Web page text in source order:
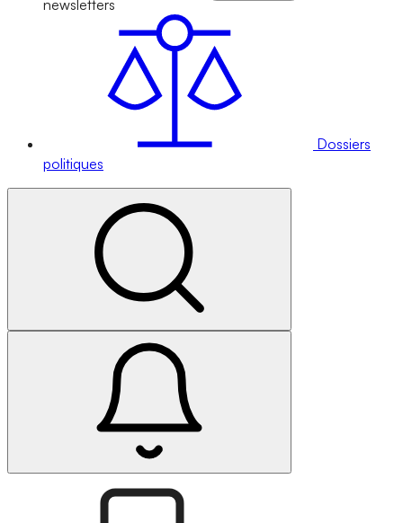
newsletters
Dossiers
politiques